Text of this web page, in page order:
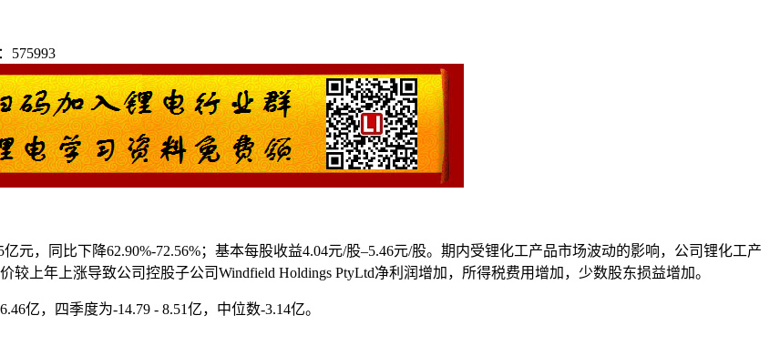
575993
元，同比下降62.90%-72.56%；基本每股收益4.04元/股–5.46元/股。期内受锂化工产品市场波动的影响，公司锂化工产
上年上涨导致公司控股子公司Windfield Holdings PtyLtd净利润增加，所得税费用增加，少数股东损益增加。
亿，四季度为-14.79 - 8.51亿，中位数-3.14亿。